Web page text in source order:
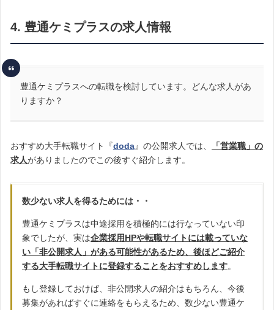
4. 豊通ケミプラスの求人情報
豊通ケミプラスへの転職を検討しています。どんな求人があ
りますか？
おすすめ大手転職サイト『doda』の公開求人では、
「営業職」の
求人がありましたのでこの後すぐ紹介します。
数少ない求人を得るためには・・
豊通ケミプラスは中途採用を積極的には行なっていない印
象でしたが、実は企業採用HPや転職サイトには載っていな
い「非公開求人」がある可能性があるため、後ほどご紹介
する大手転職サイトに登録することをおすすめします。
もし登録しておけば、非公開求人の紹介はもちろん、今後
募集があればすぐに連絡をもらえるため、数少ない豊通ケ